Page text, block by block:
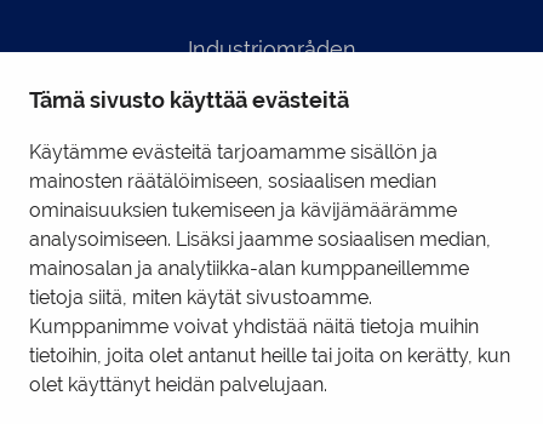
Tämä sivusto käyttää evästeitä
Käytämme evästeitä tarjoamamme sisällön ja
mainosten räätälöimiseen, sosiaalisen median
ominaisuuksien tukemiseen ja kävijämäärämme
analysoimiseen. Lisäksi jaamme sosiaalisen median,
mainosalan ja analytiikka-alan kumppaneillemme
tietoja siitä, miten käytät sivustoamme.
Kumppanimme voivat yhdistää näitä tietoja muihin
tietoihin, joita olet antanut heille tai joita on kerätty, kun
olet käyttänyt heidän palvelujaan.
Industriområden
Business Tornio Facebook
Business Tornio LinkedIn
Hantering av kakor